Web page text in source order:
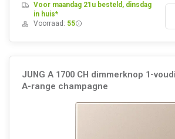
Voor maandag 21u besteld, dinsdag
in huis*
Voorraad: 55
JUNG A 1700 CH dimmerknop 1-
A-range champagne